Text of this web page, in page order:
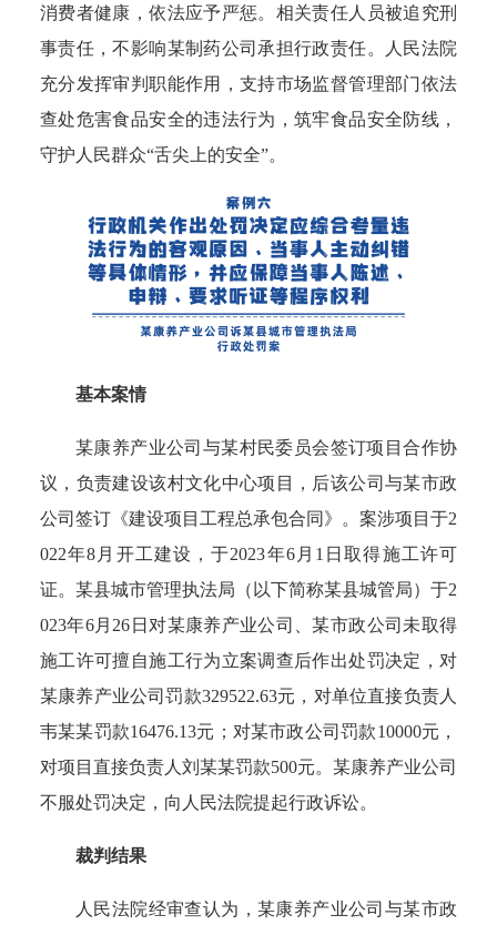
消费者健康，依法应予严惩。相关责任人员被追究刑
事责任，不影响某制药公司承担行政责任。人民法院
充分发挥审判职能作用，支持市场监督管理部门依法
查处危害食品安全的违法行为，筑牢食品安全防线，
守护人民群众“舌尖上的安全”。
基本案情
某康养产业公司与某村民委员会签订项目合作协
议，负责建设该村文化中心项目，后该公司与某市政
公司签订《建设项目工程总承包合同》。案涉项目于2
022年8月开工建设，于2023年6月1日取得施工许可
证。某县城市管理执法局（以下简称某县城管局）于2
023年6月26日对某康养产业公司、某市政公司未取得
施工许可擅自施工行为立案调查后作出处罚决定，对
某康养产业公司罚款329522.63元，对单位直接负责人
韦某某罚款16476.13元；对某市政公司罚款10000元，
对项目直接负责人刘某某罚款500元。某康养产业公司
不服处罚决定，向人民法院提起行政诉讼。
裁判结果
人民法院经审查认为，某康养产业公司与某市政